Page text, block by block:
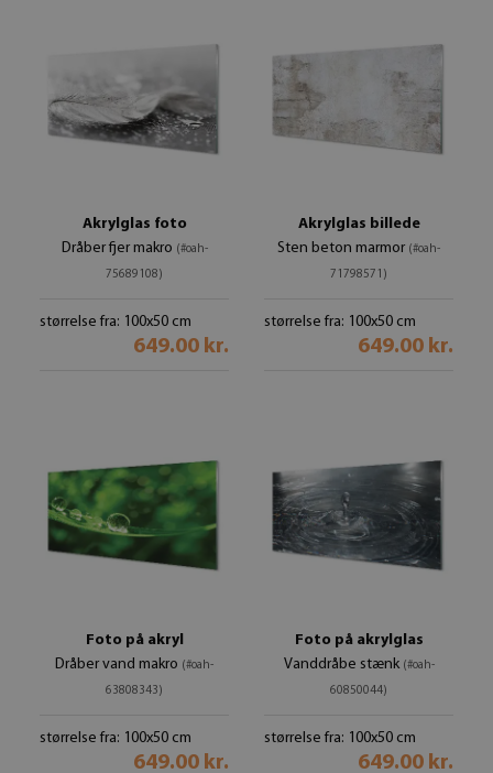
Akrylglas foto
Dråber fjer makro (#oah-
75689108)
størrelse fra: 100x50 cm
649.00 kr.
Akrylglas billede
Sten beton marmor (#oah-
71798571)
størrelse fra: 100x50 cm
649.00 kr.
Foto på akryl
Dråber vand makro (#oah-
63808343)
størrelse fra: 100x50 cm
649.00 kr.
Foto på akrylglas
Vanddråbe stænk (#oah-
60850044)
størrelse fra: 100x50 cm
649.00 kr.